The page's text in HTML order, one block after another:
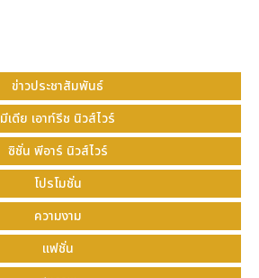
ข่าวประชาสัมพันธ์
มีเดีย เอาท์รีช นิวส์ไวร์
ซิชั่น พีอาร์ นิวส์ไวร์
โปรโมชั่น
ความงาม
แฟชั่น